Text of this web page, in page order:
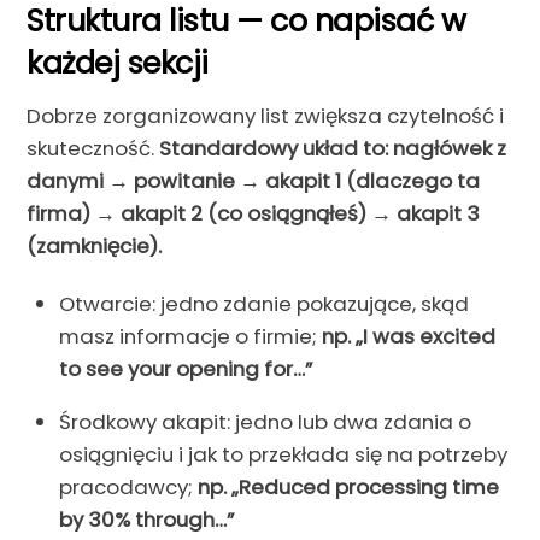
Struktura listu — co napisać w
każdej sekcji
Dobrze zorganizowany list zwiększa czytelność i
skuteczność. Standardowy układ to: nagłówek z
danymi → powitanie → akapit 1 (dlaczego ta
firma) → akapit 2 (co osiągnąłeś) → akapit 3
(zamknięcie).
Otwarcie: jedno zdanie pokazujące, skąd
masz informacje o firmie; np. „I was excited
to see your opening for…”
Środkowy akapit: jedno lub dwa zdania o
osiągnięciu i jak to przekłada się na potrzeby
pracodawcy; np. „Reduced processing time
by 30% through…”